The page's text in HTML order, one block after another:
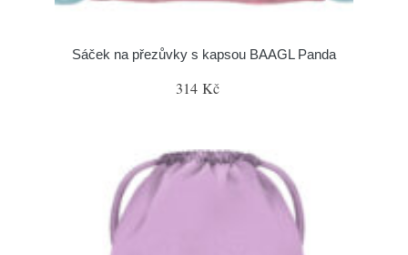
Sáček na přezůvky s kapsou BAAGL Panda
314 Kč